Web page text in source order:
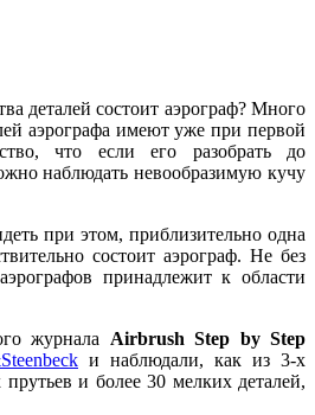
деталей состоит аэрограф? Много
аэрографа имеют уже при первой
что если его разобрать до
наблюдать невообразимую кучу
при этом, приблизительно одна
состоит аэрограф. Не без
принадлежит к области
журнала Airbrush Step by Step
и наблюдали, как из 3-х
и более 30 мелких деталей,